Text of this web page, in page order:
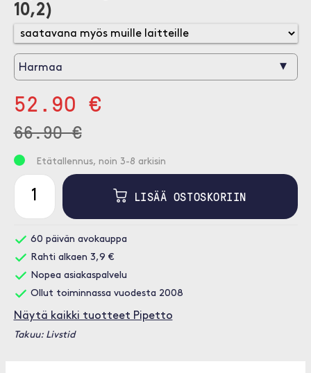
10,2)
Harmaa ▾
52.90 €
66.90 €
Etätallennus, noin 3-8 arkisin
LISÄÄ OSTOSKORIIN
60 päivän avokauppa
Rahti alkaen 3,9 €
Nopea asiakaspalvelu
Ollut toiminnassa vuodesta 2008
Näytä kaikki tuotteet Pipetto
Takuu: Livstid